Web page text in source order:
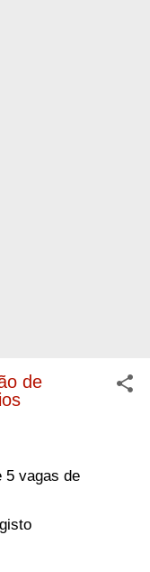
de
5 vagas de